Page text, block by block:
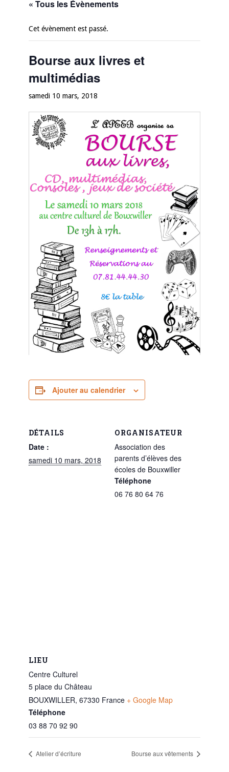
« Tous les Évènements
Cet évènement est passé.
Bourse aux livres et
multimédias
samedi 10 mars, 2018
Ajouter au calendrier
DÉTAILS
Date :
samedi 10 mars, 2018
ORGANISATEUR
Association des
parents d’élèves des
écoles de Bouxwiller
Téléphone
06 76 80 64 76
LIEU
Centre Culturel
5 place du Château
BOUXWILLER, 67330 France + Google Map
Téléphone
03 88 70 92 90
Atelier d’écriture Bourse aux vêtements